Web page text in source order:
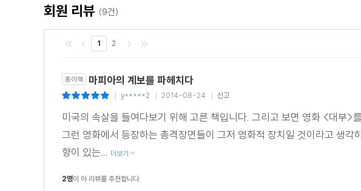
회원 리뷰 (9건)
1 2
종이책 마피아의 계보를 파헤치다
y*****2 2014-08-24 신고
미국의 속살을 들여다보기 위해 고른 책입니다. 그리고 보면 영화 <대부
그런 영화에서 등장하는 총격장면들이 그저 영화적 장치일 것이라고 생
향이 있는... 더보기
2명이 이 리뷰를 추천합니다.